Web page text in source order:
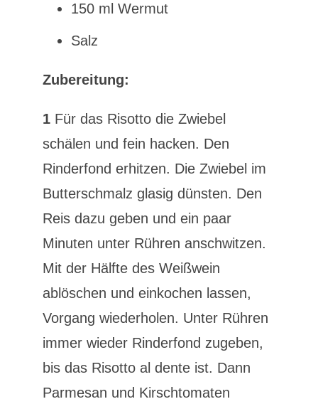
150 ml Wermut
Salz
Zubereitung:
1Für das Risotto die Zwiebel
schälen und fein hacken. Den
Rinderfond erhitzen. Die Zwiebel im
Butterschmalz glasig dünsten. Den
Reis dazu geben und ein paar
Minuten unter Rühren anschwitzen.
Mit der Hälfte des Weißwein
ablöschen und einkochen lassen,
Vorgang wiederholen. Unter Rühren
immer wieder Rinderfond zugeben,
bis das Risotto al dente ist. Dann
Parmesan und Kirschtomaten